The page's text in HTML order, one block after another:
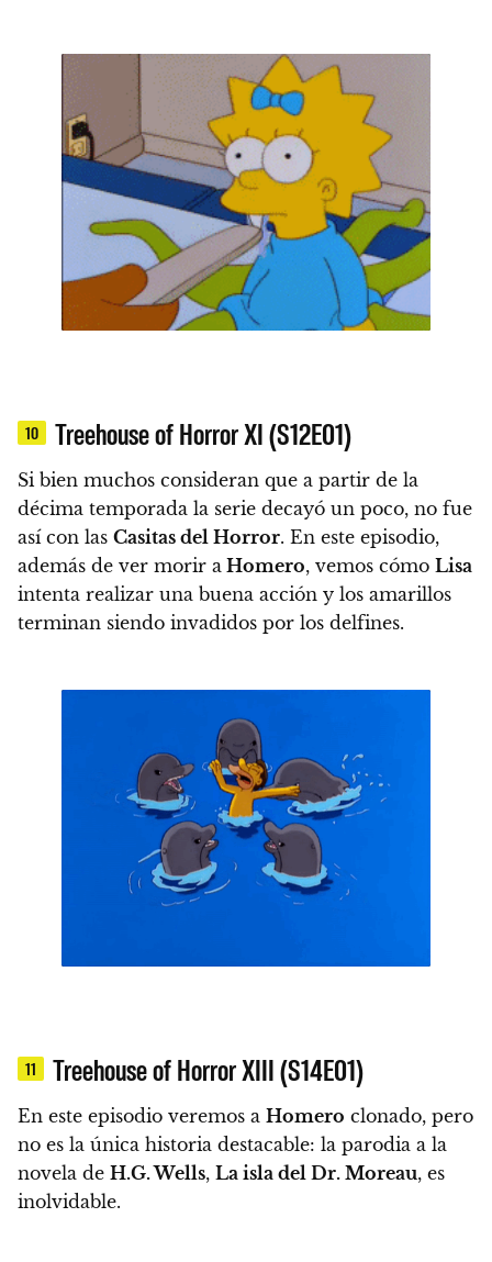
10 Treehouse of Horror XI (S12E01)
Si bien muchos consideran que a partir de la
décima temporada la serie decayó un poco, no fue
así con las Casitas del Horror. En este episodio,
además de ver morir a Homero, vemos cómo Lisa
intenta realizar una buena acción y los amarillos
terminan siendo invadidos por los delfines.
11 Treehouse of Horror XIII (S14E01)
En este episodio veremos a Homero clonado, pero
no es la única historia destacable: la parodia a la
novela de H.G. Wells, La isla del Dr. Moreau, es
inolvidable.